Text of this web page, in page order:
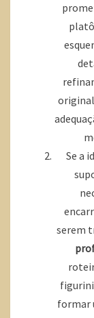
Se a
serem
formar